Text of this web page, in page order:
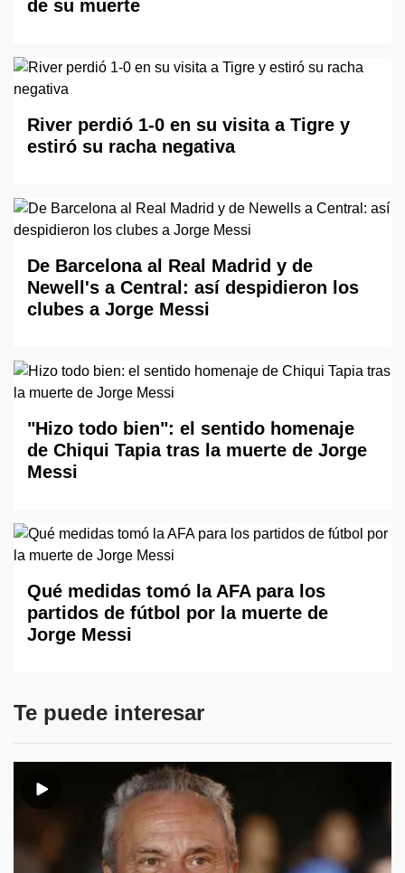
de su muerte
River perdió 1-0 en su visita a Tigre y
estiró su racha negativa
De Barcelona al Real Madrid y de
Newell's a Central: así despidieron los
clubes a Jorge Messi
"Hizo todo bien": el sentido homenaje
de Chiqui Tapia tras la muerte de Jorge
Messi
Qué medidas tomó la AFA para los
partidos de fútbol por la muerte de
Jorge Messi
Te puede interesar